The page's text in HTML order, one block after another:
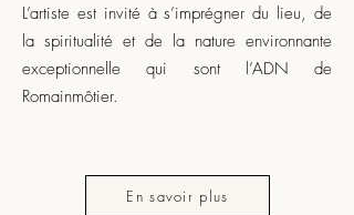
L’artiste est invité à s’imprégner du lieu, de
la spiritualité et de la nature environnante
exceptionnelle qui sont l’ADN de
Romainmôtier.
En savoir plus